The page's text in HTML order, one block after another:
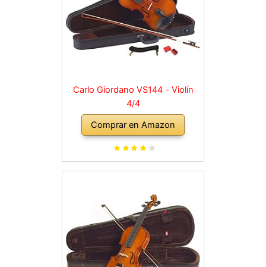
Carlo Giordano VS144 - Violín
4/4
Comprar en Amazon